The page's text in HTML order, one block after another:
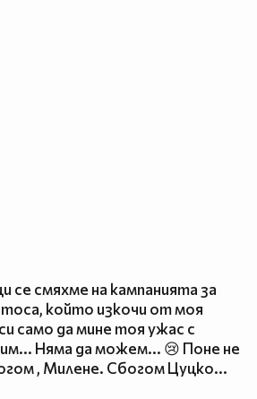
се смяхме на кампанията за
който изкочи от моя
само да мине тоя ужас с
Няма да можем... 😢 Поне не
, Милене. Сбогом Цуцко...